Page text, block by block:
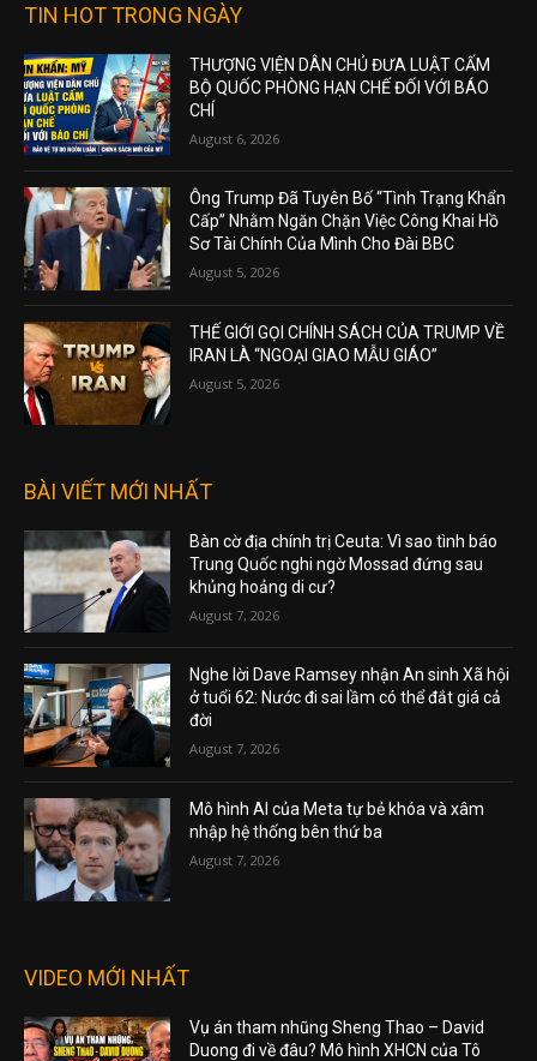
TIN HOT TRONG NGÀY
THƯỢNG VIỆN DÂN CHỦ ĐƯA LUẬT CẤM
BỘ QUỐC PHÒNG HẠN CHẾ ĐỐI VỚI BÁO
CHÍ
August 6, 2026
Ông Trump Đã Tuyên Bố “Tình Trạng Khẩn
Cấp” Nhằm Ngăn Chặn Việc Công Khai Hồ
Sơ Tài Chính Của Mình Cho Đài BBC
August 5, 2026
THẾ GIỚI GỌI CHÍNH SÁCH CỦA TRUMP VỀ
IRAN LÀ “NGOẠI GIAO MẪU GIÁO”
August 5, 2026
BÀI VIẾT MỚI NHẤT
Bàn cờ địa chính trị Ceuta: Vì sao tình báo
Trung Quốc nghi ngờ Mossad đứng sau
khủng hoảng di cư?
August 7, 2026
Nghe lời Dave Ramsey nhận An sinh Xã hội
ở tuổi 62: Nước đi sai lầm có thể đắt giá cả
đời
August 7, 2026
Mô hình AI của Meta tự bẻ khóa và xâm
nhập hệ thống bên thứ ba
August 7, 2026
VIDEO MỚI NHẤT
Vụ án tham nhũng Sheng Thao – David
Duong đi về đâu? Mô hình XHCN của Tô